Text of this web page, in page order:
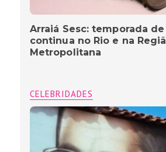
Arraiá Sesc: temporada
continua no Rio e na
Metropolitana
CELEBRIDADES